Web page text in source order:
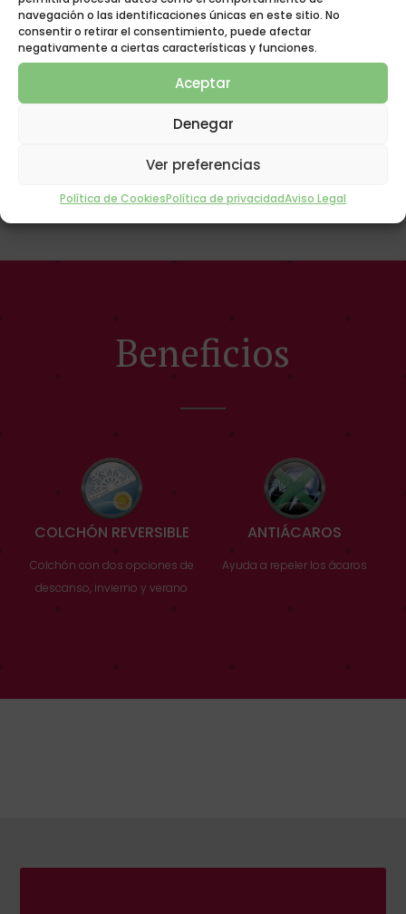
navegación o las identificaciones únicas en este sitio. No
consentir o retirar el consentimiento, puede afectar
negativamente a ciertas características y funciones.
Aceptar
Denegar
Ver preferencias
Política de CookiesPolítica de privacidadAviso Legal
Bloque de muelles bicónicos de acero de 2,3 mm.
Proporciona firmeza y elasticidad, tratados
térmicamente. Varilla perimetral de acero
estabilizadora
08 Carenado de contorno
colchón, Proporciona firmeza y estabilidad en el
Beneficios
COLCHÓN REVERSIBLE
Colchón con dos opciones de
descanso, invierno y verano
ANTIÁCAROS
Ayuda a repeler los ácaros